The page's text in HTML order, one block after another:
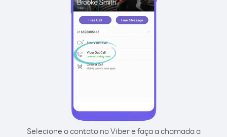
Selecione o contato no Viber e faça a chamada a